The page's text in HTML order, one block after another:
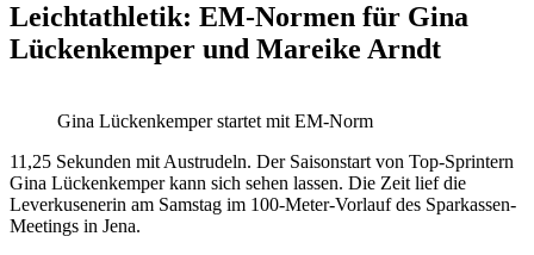
Leichtathletik: EM-Normen für Gina
Lückenkemper und Mareike Arndt
Gina Lückenkemper startet mit EM-Norm
11,25 Sekunden mit Austrudeln. Der Saisonstart von Top-Sprintern
Gina Lückenkemper kann sich sehen lassen. Die Zeit lief die
Leverkusenerin am Samstag im 100-Meter-Vorlauf des Sparkassen-
Meetings in Jena.